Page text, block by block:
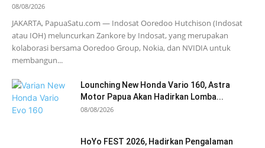
08/08/2026
JAKARTA, PapuaSatu.com — Indosat Ooredoo Hutchison (Indosat
atau IOH) meluncurkan Zankore by Indosat, yang merupakan
kolaborasi bersama Ooredoo Group, Nokia, dan NVIDIA untuk
membangun...
Lounching New Honda Vario 160, Astra
Motor Papua Akan Hadirkan Lomba...
08/08/2026
HoYo FEST 2026, Hadirkan Pengalaman